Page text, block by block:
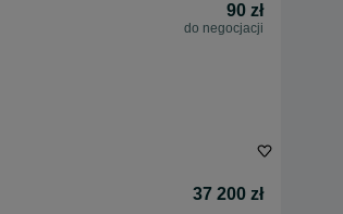
90 zł
do negocjacji
37 200 zł